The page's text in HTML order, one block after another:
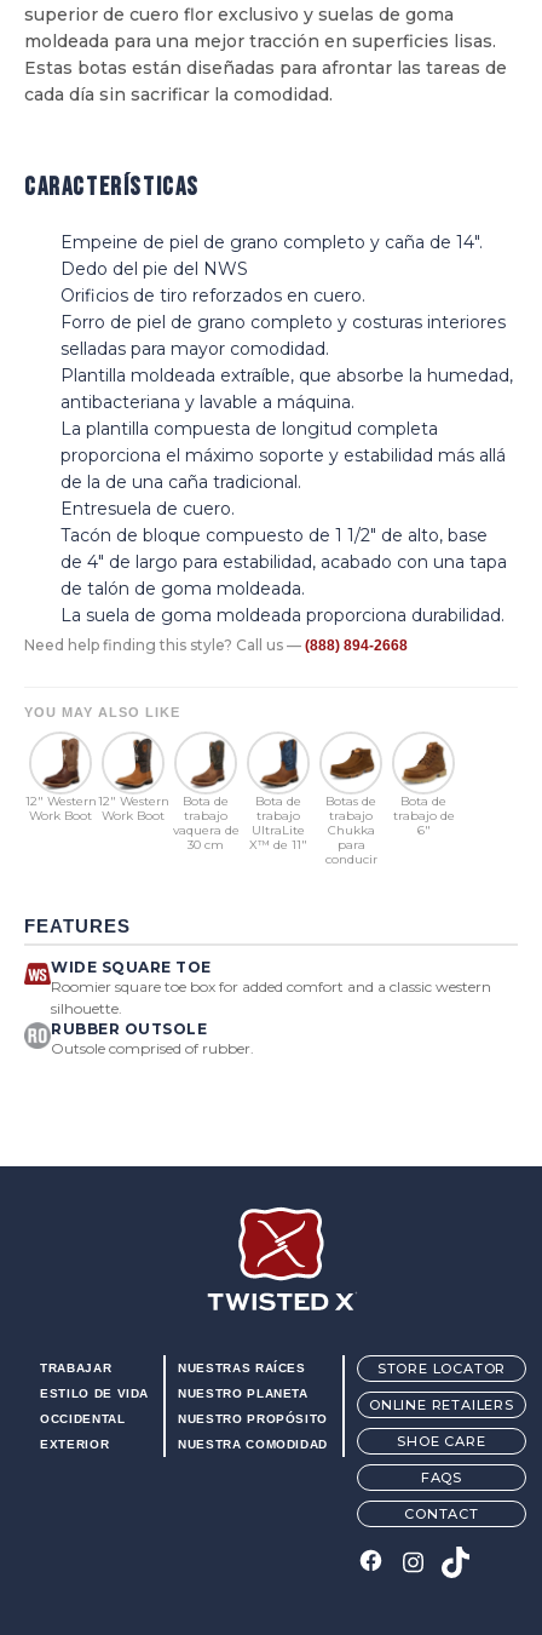
superior de cuero flor exclusivo y suelas de goma
moldeada para una mejor tracción en superficies lisas.
Estas botas están diseñadas para afrontar las tareas de
cada día sin sacrificar la comodidad.
Características
Empeine de piel de grano completo y caña de 14".
Dedo del pie del NWS
Orificios de tiro reforzados en cuero.
Forro de piel de grano completo y costuras interiores
selladas para mayor comodidad.
Plantilla moldeada extraíble, que absorbe la humedad,
antibacteriana y lavable a máquina.
La plantilla compuesta de longitud completa
proporciona el máximo soporte y estabilidad más allá
de la de una caña tradicional.
Entresuela de cuero.
Tacón de bloque compuesto de 1 1/2" de alto, base
de 4" de largo para estabilidad, acabado con una tapa
de talón de goma moldeada.
La suela de goma moldeada proporciona durabilidad.
Need help finding this style? Call us — (888) 894-2668
YOU MAY ALSO LIKE
12" Western
Work Boot
12" Western
Work Boot
Bota de
trabajo
vaquera de
30 cm
Bota de
trabajo
UltraLite
X™ de 11"
Botas de
trabajo
Chukka
para
conducir
Bota de
trabajo de
6"
FEATURES
WIDE SQUARE TOE
Roomier square toe box for added comfort and a classic western
silhouette.
RUBBER OUTSOLE
Outsole comprised of rubber.
TRABAJAR
ESTILO DE VIDA
OCCIDENTAL
EXTERIOR
NUESTRAS RAÍCES
NUESTRO PLANETA
NUESTRO PROPÓSITO
NUESTRA COMODIDAD
STORE LOCATOR
ONLINE RETAILERS
SHOE CARE
FAQS
CONTACT